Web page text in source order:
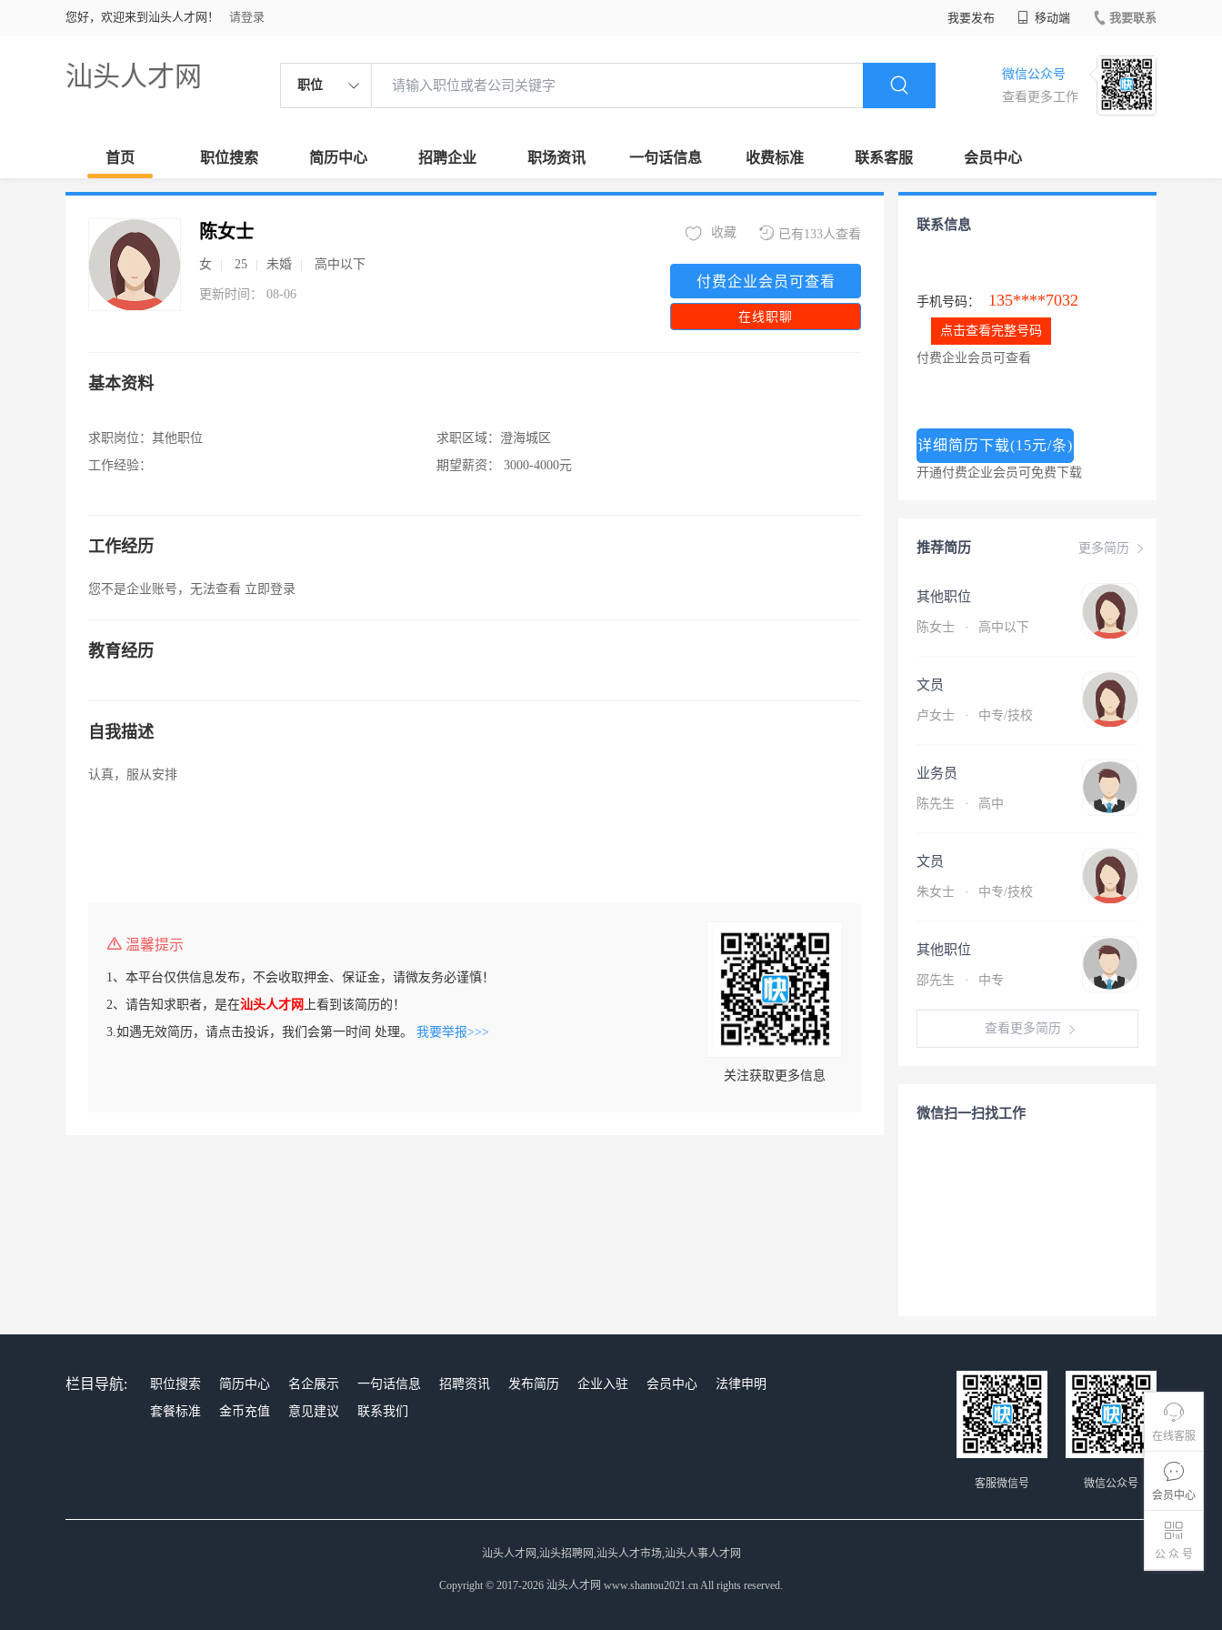
您好，欢迎来到汕头人才网！ 请登录 我要发布 移动端 我要联系
汕头人才网 职位
微信公众号
查看更多工作
首页 职位搜索 简历中心 招聘企业 职场资讯 一句话信息 收费标准 联系客服 会员中心
在线客服
会员中心
公 众 号
陈女士
女 25 未婚 高中以下
更新时间： 08-06
已有133人查看
收藏
付费企业会员可查看
在线职聊
基本资料
求职岗位： 其他职位
工作经验：
求职区域： 澄海城区
期望薪资：
3000-4000元
工作经历
您不是企业账号，无法查看 立即登录
教育经历
自我描述
认真，服从安排
温馨提示
1、本平台仅供信息发布，不会收取押金、保证金，请微友务必谨慎！
2、请告知求职者，是在汕头人才网 上看到该简历的！
3.如遇无效简历，请点击投诉，我们会第一时间 处理。 我要举报>>>
关注获取更多信息
联系信息
手机号码： 135****7032
点击查看完整号码
付费企业会员可查看
详细简历下载(15元/条)
开通付费企业会员可免费下载
更多简历
推荐简历
其他职位
陈女士 · 高中以下
文员
卢女士 · 中专/技校
业务员
陈先生 · 高中
文员
朱女士 · 中专/技校
其他职位
邵先生 · 中专
查看更多简历
微信扫一扫找工作
栏目导航: 职位搜索 简历中心 名企展示 一句话信息 招聘资讯 发布简历 企业入驻 会员中心
法律申明
套餐标准
金币充值 意见建议 联系我们
微信公众号
客服微信号
汕头人才网,汕头招聘网,汕头人才市场,汕头人事人才网
Copyright © 2017-2026 汕头人才网 www.shantou2021.cn All rights reserved.